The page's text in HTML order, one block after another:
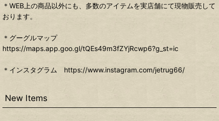
＊WEB上の商品以外にも、多数のアイテムを実店舗にて現物販売して
おります。
＊グーグルマップ
https://maps.app.goo.gl/tQEs49m3fZYjRcwp6?g_st=ic
＊インスタグラム https://www.instagram.com/jetrug66/
New Items